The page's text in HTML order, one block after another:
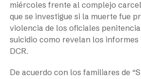
miércoles frente al complejo
que se investigue si la muerte fue
violencia de los oficiales
suicidio como revelan los
DCR.
De acuerdo con los familiares de